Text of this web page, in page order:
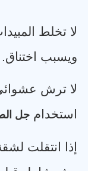
لا تخلط
ويسبب اختناق.
لا ترش
استخدام جل
إذا انتقلت